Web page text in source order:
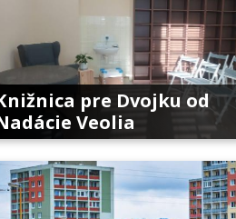
pre Dvojku od
Veolia